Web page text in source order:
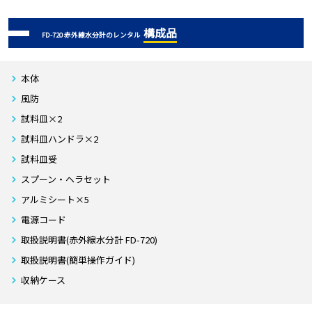
FD-720 赤外線水分計のレンタル 構成品
本体
風防
試料皿×2
試料皿ハンドラ×2
試料皿受
スプーン・ヘラセット
アルミシート×5
電源コード
取扱説明書(赤外線水分計 FD-720)
取扱説明書(簡単操作ガイド)
収納ケース